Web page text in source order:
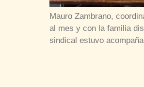
Mauro Zambrano,
al mes y con la familia
sindical estuvo